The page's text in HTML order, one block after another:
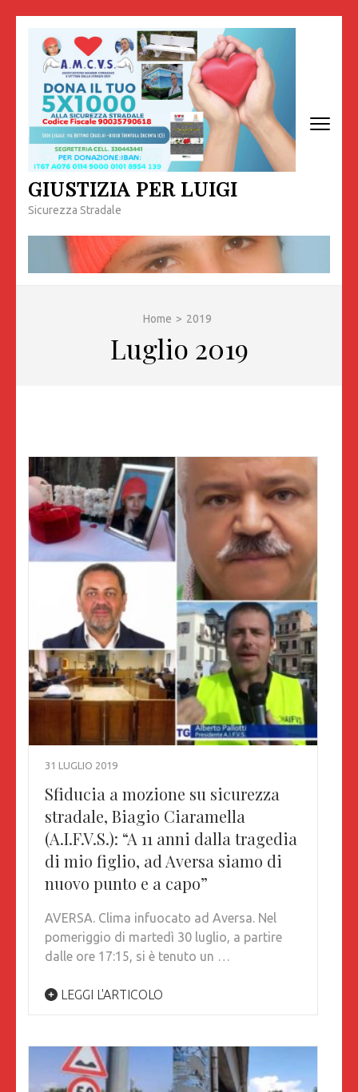
contenuto
(premi
invio)
GIUSTIZIA PER LUIGI
Sicurezza Stradale
Home > 2019
Luglio 2019
31 LUGLIO 2019
Sfiducia a mozione su sicurezza
stradale, Biagio Ciaramella
(A.I.F.V.S.): “A 11 anni dalla tragedia
di mio figlio, ad Aversa siamo di
nuovo punto e a capo”
AVERSA. Clima infuocato ad Aversa. Nel
pomeriggio di martedì 30 luglio, a partire
dalle ore 17:15, si è tenuto un …
LEGGI L'ARTICOLO